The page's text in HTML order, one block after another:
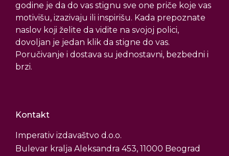
godine je da do vas stignu sve one priče koje vas
motivišu, izazivaju ili inspirišu. Kada prepoznate
naslov koji želite da vidite na svojoj polici,
dovoljan je jedan klik da stigne do vas.
Poručivanje i dostava su jednostavni, bezbedni i
brzi.
Kontakt
Imperativ izdavaštvo d.o.o.
Bulevar kralja Aleksandra 453, 11000 Beograd